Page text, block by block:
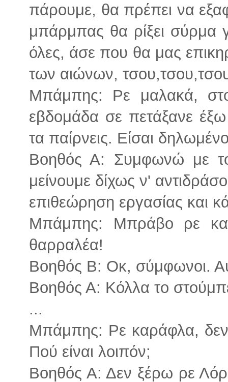
πάρουμε, θα πρέπει να
μπάρμπας θα ρίξει σύρμα
όλες, άσε που θα μας
των αιώνων,
Μπάμπης: Ρε μαλακά,
εβδομάδα σε πετάξανε
τα παίρνεις. Είσαι
Βοηθός Α: Συμφωνώ με
μείνουμε δίχως ν'
επιθεώρηση εργασίας και
Μπάμπης: Μπράβο ρε
θαρραλέα!
Βοηθός Β: Οκ, σύμφωνοι.
Βοηθός Α: Κόλλα το
...
Μπάμπης: Ρε καράφλα, δεν
Πού είναι λοιπόν;
Βοηθός Α: Δεν ξέρω ρε